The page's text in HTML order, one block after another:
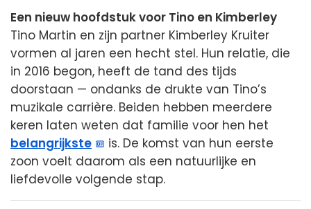
Een nieuw hoofdstuk voor Tino en Kimberley
Tino Martin en zijn partner Kimberley Kruiter
vormen al jaren een hecht stel. Hun relatie, die
in 2016 begon, heeft de tand des tijds
doorstaan — ondanks de drukte van Tino’s
muzikale carrière. Beiden hebben meerdere
keren laten weten dat familie voor hen het
belangrijkste
is. De komst van hun eerste
zoon voelt daarom als een natuurlijke en
liefdevolle volgende stap.